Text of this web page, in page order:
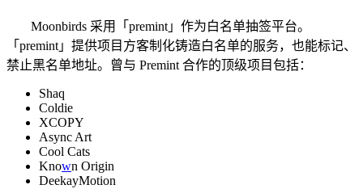
Moonbirds 采用「premint」作为白名单抽签平台。
「premint」提供项目方客制化铸造白名单的服务，也能标记、
禁止黑名单地址。曾与 Premint 合作的顶级项目包括：
Shaq
Coldie
XCOPY
Async Art
Cool Cats
Known Origin
DeekayMotion